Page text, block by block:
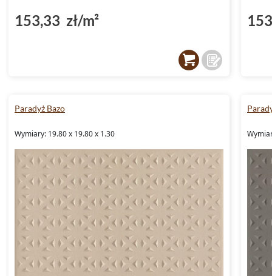
153,33 zł/m²
Paradyż Bazo
Wymiary: 19.80 x 19.80 x 1.30